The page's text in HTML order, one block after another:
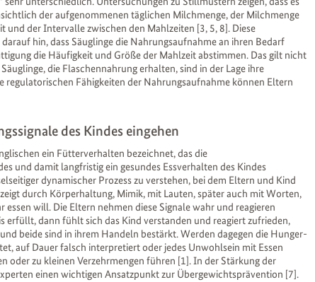
der aufgenommenen täglichen Milchmenge, der Milchmenge
der Intervalle zwischen den Mahlzeiten [3, 5, 8]. Diese
hin, dass Säuglinge die Nahrungsaufnahme an ihren Bedarf
die Häufigkeit und Größe der Mahlzeit abstimmen. Das gilt nicht
die Flaschennahrung erhalten, sind in der Lage ihre
regulatorischen Fähigkeiten der Nahrungsaufnahme können Eltern
des Kindes eingehen
ein Fütterverhalten bezeichnet, das die
und damit langfristig ein gesundes Essverhalten des Kindes
dynamischer Prozess zu verstehen, bei dem Eltern und Kind
durch Körperhaltung, Mimik, mit Lauten, später auch mit Worten,
essen will. Die Eltern nehmen diese Signale wahr und reagieren
erfüllt, dann fühlt sich das Kind verstanden und reagiert zufrieden,
beide sind in ihrem Handeln bestärkt. Werden dagegen die Hunger-
auf Dauer falsch interpretiert oder jedes Unwohlsein mit Essen
oder zu kleinen Verzehrmengen führen [1]. In der Stärkung der
einen wichtigen Ansatzpunkt zur Übergewichtsprävention [7].